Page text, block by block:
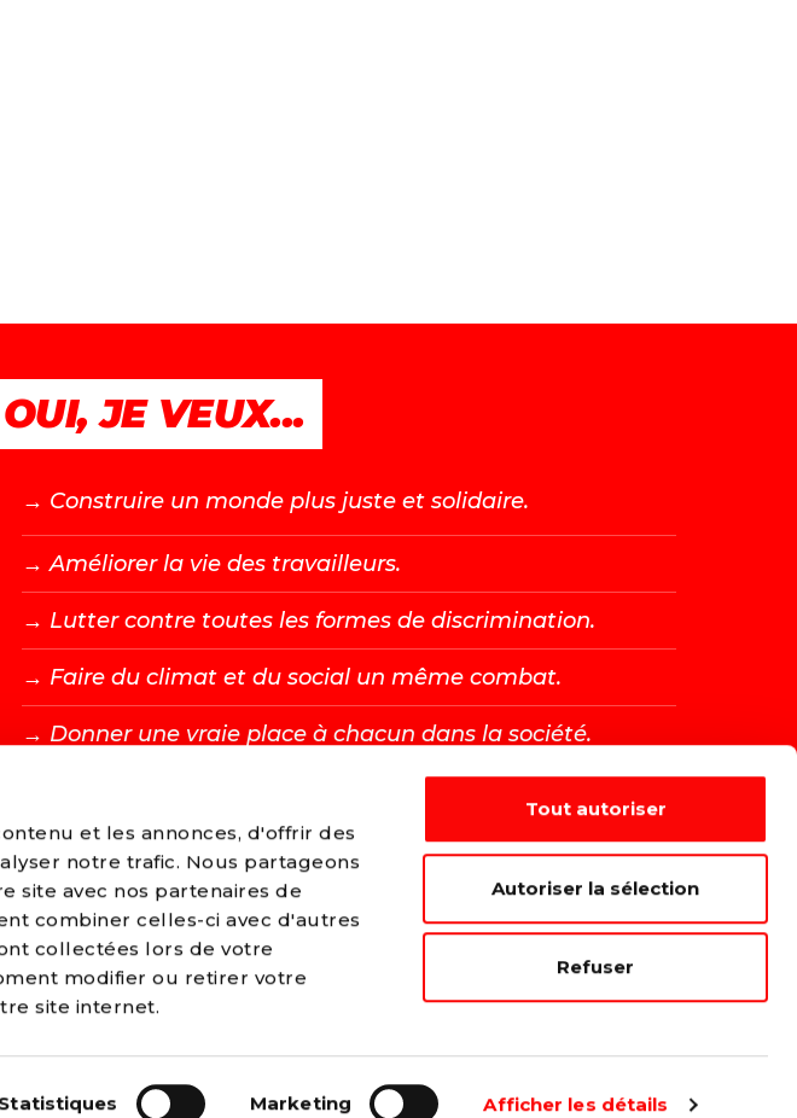
et les annonces, d'offrir des
notre trafic. Nous partageons
site avec nos partenaires de
combiner celles-ci avec d'autres
collectées lors de votre
modifier ou retirer votre
site internet.
Statistiques Marketing Afficher les détails
Tout autoriser
Autoriser la sélection
Refuser
OUI, JE VEUX...
→ Construire un monde plus juste et solidaire.
→ Améliorer la vie des travailleurs.
→ Lutter contre toutes les formes de discrimination.
→ Faire du climat et du social un même combat.
→ Donner une vraie place à chacun dans la société.
DEVENIR MEMBRE →